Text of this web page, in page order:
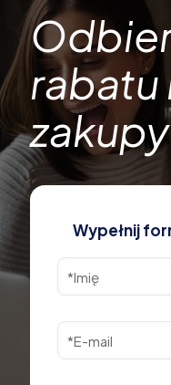
rabatu
zakupy
Wypełnij